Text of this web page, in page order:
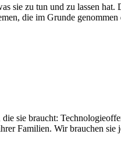
sie zu tun und zu lassen
die im Grunde
sie braucht:
Familien. Wir brauchen